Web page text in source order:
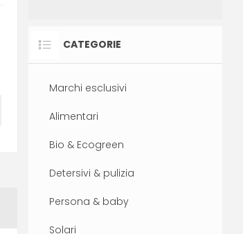
CATEGORIE
Marchi esclusivi
Alimentari
Bio & Ecogreen
Detersivi & pulizia
Persona & baby
Solari